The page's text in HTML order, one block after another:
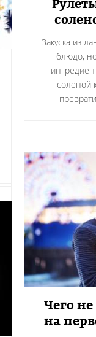
Закуска из
блюдо,
соленой
Чего
на